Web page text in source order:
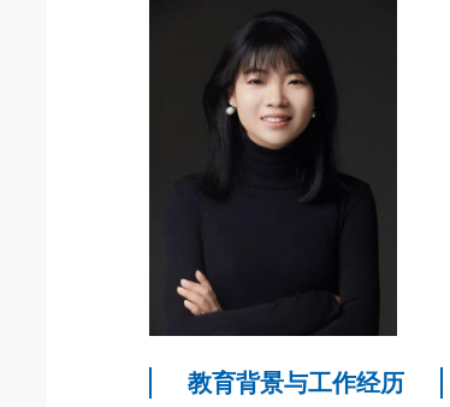
教育背景与工作经历